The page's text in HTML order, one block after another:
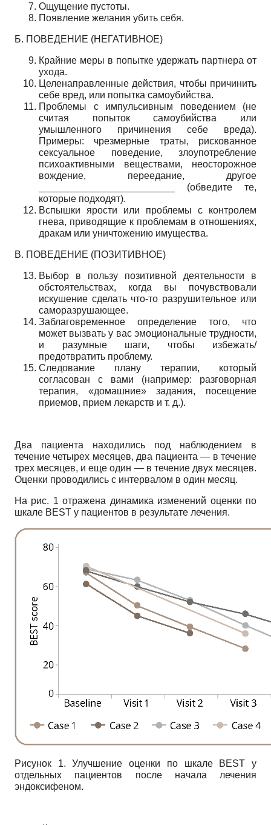
Ощущение пустоты.
Появление желания убить себя.
Б. ПОВЕДЕНИЕ (НЕГАТИВНОЕ)
Крайние меры в попытке удержать партнера от
ухода.
Целенаправленные действия, чтобы причинить
себе вред, или попытка самоубийства.
Проблемы с импульсивным поведением (не
считая попыток самоубийства или
умышленного причинения себе вреда).
Примеры: чрезмерные траты, рискованное
сексуальное поведение, злоупотребление
психоактивными веществами, неосторожное
вождение, переедание, другое
_________________________ (обведите те,
которые подходят).
Вспышки ярости или проблемы с контролем
гнева, приводящие к проблемам в отношениях,
дракам или уничтожению имущества.
В. ПОВЕДЕНИЕ (ПОЗИТИВНОЕ)
Выбор в пользу позитивной деятельности в
обстоятельствах, когда вы почувствовали
искушение сделать что-то разрушительное или
саморазрушающее.
Заблаговременное определение того, что
может вызвать у вас эмоциональные трудности,
и разумные шаги, чтобы избежать/
предотвратить проблему.
Следование плану терапии, который
согласован с вами (например: разговорная
терапия, «домашние» задания, посещение
приемов, прием лекарств и т. д.).
Два пациента находились под наблюдением в
течение четырех месяцев, два пациента — в течение
трех месяцев, и еще один — в течение двух месяцев.
Оценки проводились с интервалом в один месяц.
На рис. 1 отражена динамика изменений оценки по
шкале BEST у пациентов в результате лечения.
Рисунок 1. Улучшение оценки по шкале BEST у
отдельных пациентов после начала лечения
эндоксифеном.